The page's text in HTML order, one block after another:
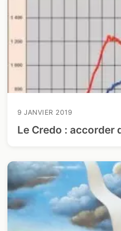
9 JANVIER 2019
Le Credo : accorder